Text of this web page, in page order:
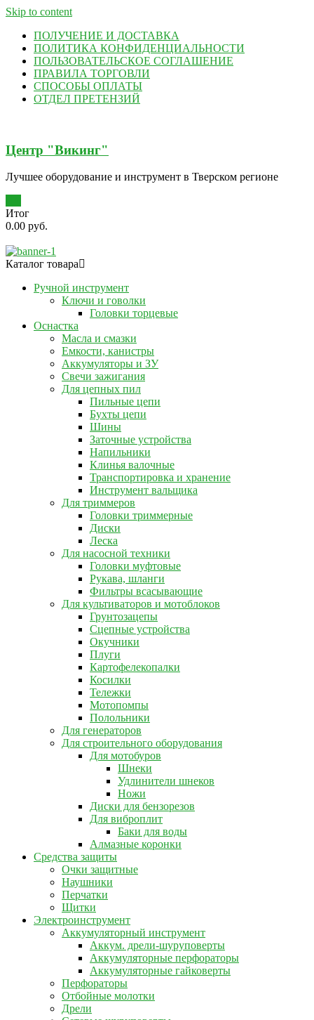
Skip to content
ПОЛУЧЕНИЕ И ДОСТАВКА
ПОЛИТИКА КОНФИДЕНЦИАЛЬНОСТИ
ПОЛЬЗОВАТЕЛЬСКОЕ СОГЛАШЕНИЕ
ПРАВИЛА ТОРГОВЛИ
СПОСОБЫ ОПЛАТЫ
ОТДЕЛ ПРЕТЕНЗИЙ
Центр "Викинг"
Лучшее оборудование и инструмент в Тверском регионе
Итог
0.00 руб.
Каталог товара
Ручной инструмент
Ключи и говолки
Головки торцевые
Оснастка
Масла и смазки
Емкости, канистры
Аккумуляторы и ЗУ
Свечи зажигания
Для цепных пил
Пильные цепи
Бухты цепи
Шины
Заточные устройства
Напильники
Клинья валочные
Транспортировка и хранение
Инструмент вальщика
Для триммеров
Головки триммерные
Диски
Леска
Для насосной техники
Головки муфтовые
Рукава, шланги
Фильтры всасывающие
Для культиваторов и мотоблоков
Грунтозацепы
Сцепные устройства
Окучники
Плуги
Картофелекопалки
Косилки
Тележки
Мотопомпы
Полольники
Для генераторов
Для строительного оборудования
Для мотобуров
Шнеки
Удлинители шнеков
Ножи
Диски для бензорезов
Для виброплит
Баки для воды
Алмазные коронки
Средства защиты
Очки защитные
Наушники
Перчатки
Щитки
Электроинструмент
Аккумуляторный инструмент
Аккум. дрели-шуруповерты
Аккумуляторные перфораторы
Аккумуляторные гайковерты
Перфораторы
Отбойные молотки
Дрели